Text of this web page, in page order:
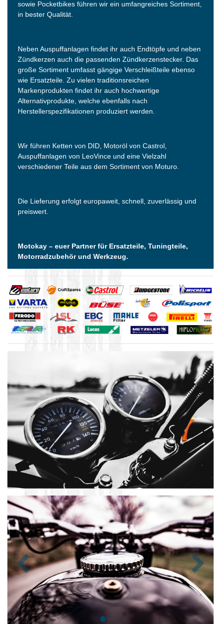
sowie Pocketbikes führen wir ein umfangreiches Sortiment,
in bester Qualität.
Neben Auspuffanlagen findet ihr auch Endtöpfe und neben
Zündkerzen auch die passenden Zündkerzenstecker. Das
große Sortiment umfasst gängige Verschleißteile ebenso
wie Ersatzteile. Zu vielen traditionsreichen
Markenprodukten findet ihr auch hochwertige
Alternativprodukte, welche ebenfalls nach
Herstellerspezifikationen produziert werden.
Wir führen Ketten von DID, Motoröl von Castrol,
Auspuffanlagen von LeoVince und eine Vielzahl
verschiedener Teile aus dem Sortiment von Moturo.
Die Lieferung erfolgt europaweit, schnell, zuverlässig und
preiswert.
Motokay – euer Partner für Ersatzteile, Tuningteile,
Motorradzubehör und Werkzeug.
Zurück